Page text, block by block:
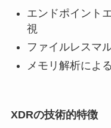
エンドポイント
視
ファイルレスマ
メモリ解析によ
XDRの技術的特徴